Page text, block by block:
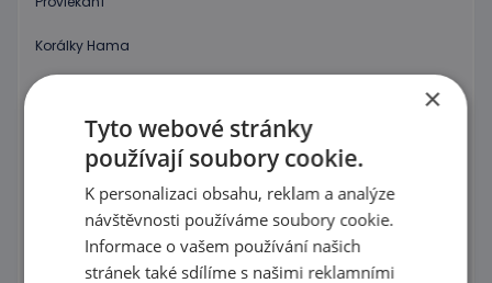
Korálky Hama
Procvičování základních zručností
Hry s barevnými tvary
Mozaiky plné barev !
Poznej barvy a tvary
Magnetické skládačky
×
Tyto webové stránky
používají soubory cookie.
K personalizaci obsahu, reklam a analýze
návštěvnosti používáme soubory cookie.
Informace o vašem používání našich
stránek také sdílíme s našimi reklamními